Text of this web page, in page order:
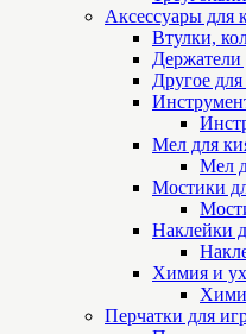
Аксессуары для
Втулки,
Держатели
Другое
Мел для
Мел
Мостики
Наклейки
Химия и
Перчатки для